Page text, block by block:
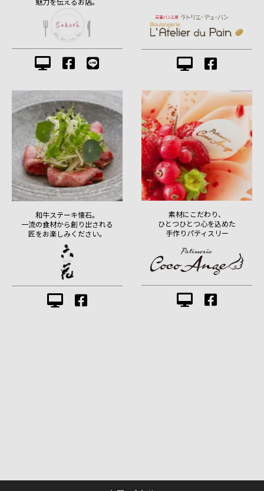
和牛ステーキ懐石。
一流の食材から創り出される
匠をお楽しみください。
素材にこだわり、
ひとつひとつ心を込めた
手作りパティスリー